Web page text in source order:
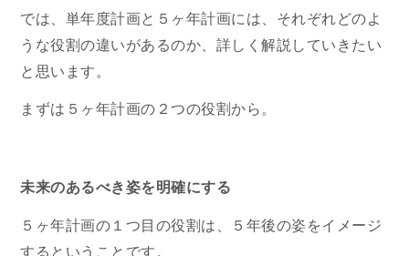
では、単年度計画と５ヶ年計画には、それぞれどのよ
うな役割の違いがあるのか、詳しく解説していきたい
と思います。
まずは５ヶ年計画の２つの役割から。
未来のあるべき姿を明確にする
５ヶ年計画の１つ目の役割は、５年後の姿をイメージ
するということです。